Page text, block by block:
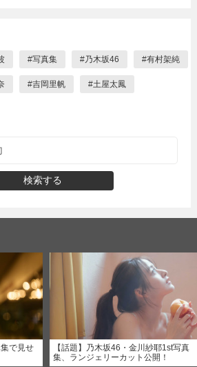
#写真集 #乃木坂46 #有村架純
#吉岡里帆 #土屋太鳳
検索する
で見せ
【話題】乃木坂46・金川紗耶1st写真
集、ランジェリーカット公開！